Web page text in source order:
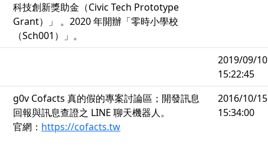
科技創新獎助金（Civic Tech Prototype
Grant）」 。2020 年開辦「零時小學校
（Sch001）」。
2019/09/10
15:22:45
g0v Cofacts 真的假的專案討論區；開發訊息
回報與訊息查證之 LINE 聊天機器人。
官網： https://cofacts.tw
2016/10/15
15:34:00